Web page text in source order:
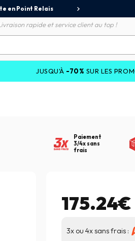
en Point Relais
rapide et service client au top !
-70%SUR LES PROMOTIONS ET
Paiement
3/4x sans
frais
175.24€
3x ou 4x sans frais :